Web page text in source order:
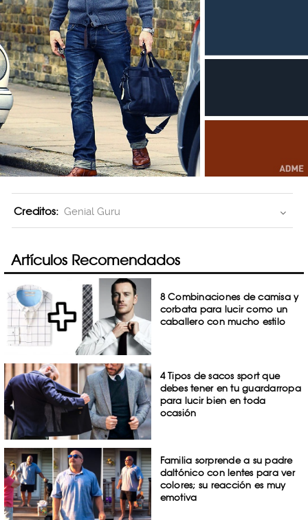
Creditos: Genial Guru
Artículos Recomendados
8 Combinaciones de camisa y
corbata para lucir como un
caballero con mucho estilo
4 Tipos de sacos sport que
debes tener en tu guardarropa
para lucir bien en toda
ocasión
Familia sorprende a su padre
daltónico con lentes para ver
colores; su reacción es muy
emotiva